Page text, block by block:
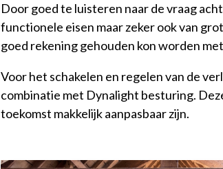
Door goed te luisteren naar de vraag
functionele eisen maar zeker ook van
goed rekening gehouden kon worden
Voor het schakelen en regelen van de
combinatie met Dynalight besturing.
toekomst makkelijk aanpasbaar zijn.